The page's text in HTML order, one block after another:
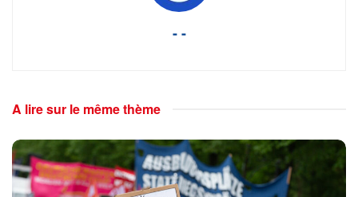
- -
A lire sur le même thème